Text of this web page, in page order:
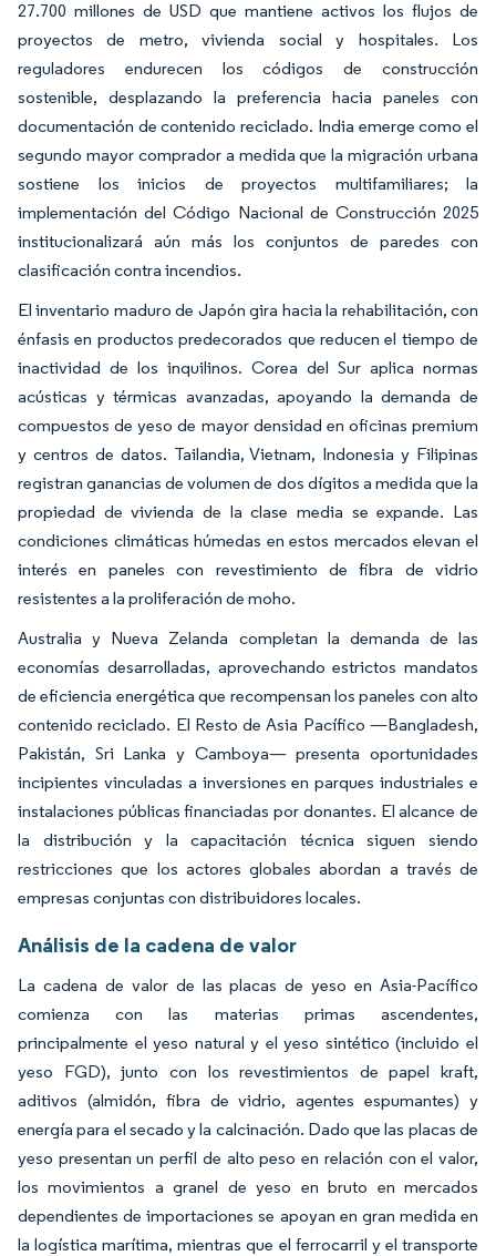
27.700 millones de USD que mantiene activos los flujos de
proyectos de metro, vivienda social y hospitales. Los
reguladores endurecen los códigos de construcción
sostenible, desplazando la preferencia hacia paneles con
documentación de contenido reciclado. India emerge como el
segundo mayor comprador a medida que la migración urbana
sostiene los inicios de proyectos multifamiliares; la
implementación del Código Nacional de Construcción 2025
institucionalizará aún más los conjuntos de paredes con
clasificación contra incendios.
El inventario maduro de Japón gira hacia la rehabilitación, con
énfasis en productos predecorados que reducen el tiempo de
inactividad de los inquilinos. Corea del Sur aplica normas
acústicas y térmicas avanzadas, apoyando la demanda de
compuestos de yeso de mayor densidad en oficinas premium
y centros de datos. Tailandia, Vietnam, Indonesia y Filipinas
registran ganancias de volumen de dos dígitos a medida que la
propiedad de vivienda de la clase media se expande. Las
condiciones climáticas húmedas en estos mercados elevan el
interés en paneles con revestimiento de fibra de vidrio
resistentes a la proliferación de moho.
Australia y Nueva Zelanda completan la demanda de las
economías desarrolladas, aprovechando estrictos mandatos
de eficiencia energética que recompensan los paneles con alto
contenido reciclado. El Resto de Asia Pacífico —Bangladesh,
Pakistán, Sri Lanka y Camboya— presenta oportunidades
incipientes vinculadas a inversiones en parques industriales e
instalaciones públicas financiadas por donantes. El alcance de
la distribución y la capacitación técnica siguen siendo
restricciones que los actores globales abordan a través de
empresas conjuntas con distribuidores locales.
Análisis de la cadena de valor
La cadena de valor de las placas de yeso en Asia-Pacífico
comienza con las materias primas ascendentes,
principalmente el yeso natural y el yeso sintético (incluido el
yeso FGD), junto con los revestimientos de papel kraft,
aditivos (almidón, fibra de vidrio, agentes espumantes) y
energía para el secado y la calcinación. Dado que las placas de
yeso presentan un perfil de alto peso en relación con el valor,
los movimientos a granel de yeso en bruto en mercados
dependientes de importaciones se apoyan en gran medida en
la logística marítima, mientras que el ferrocarril y el transporte